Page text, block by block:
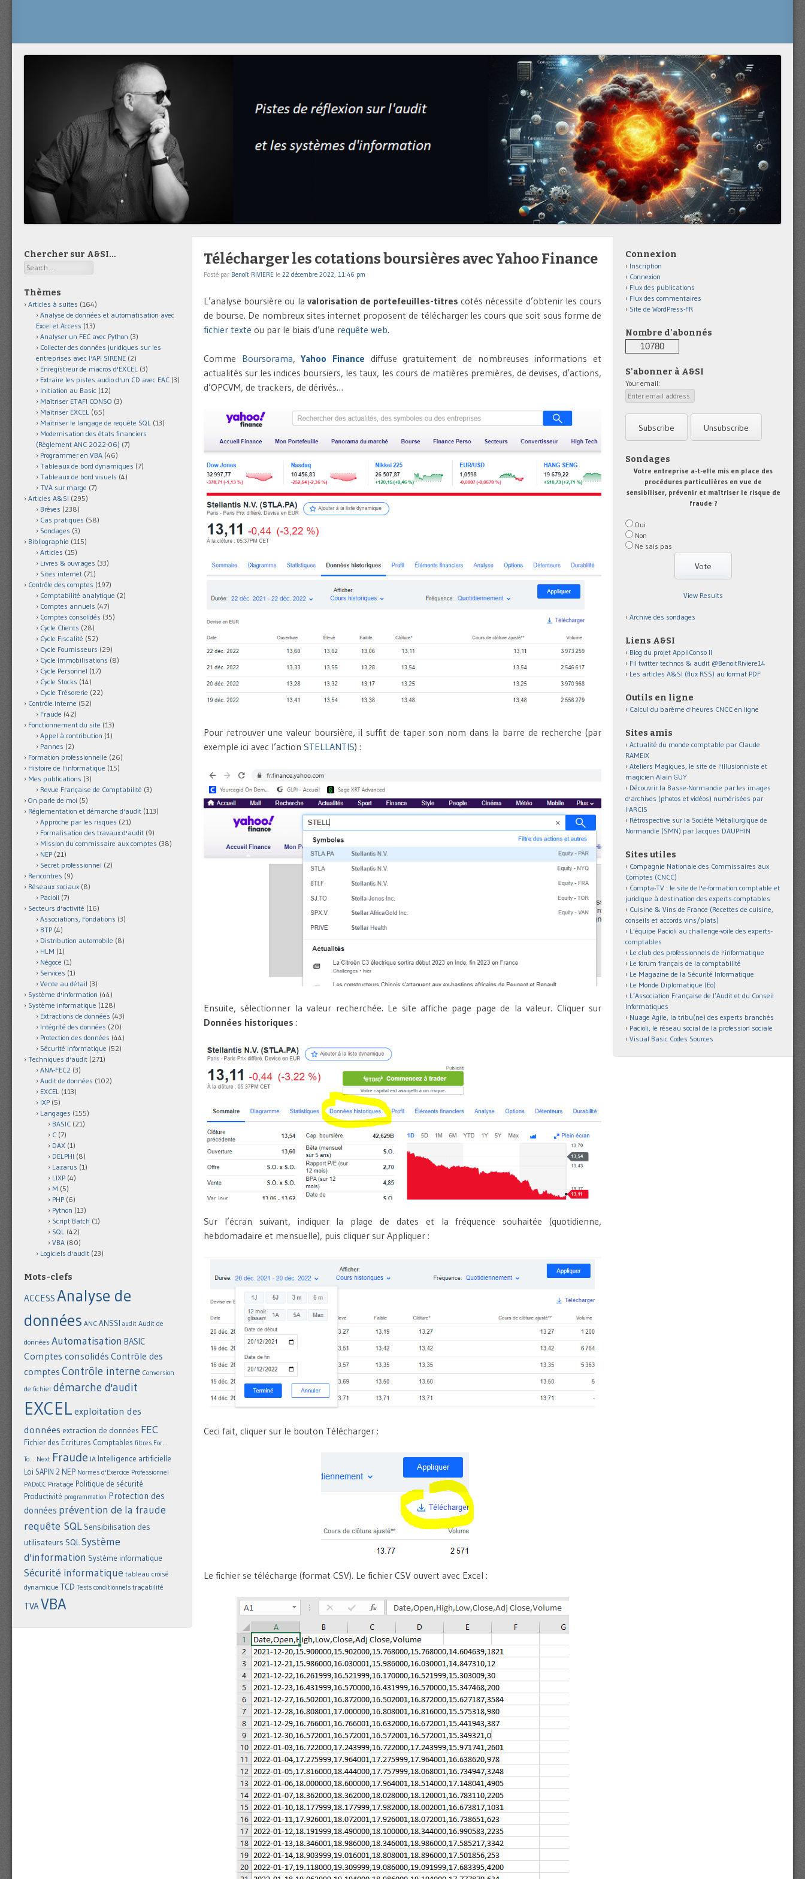
Télécharger les cotations boursières avec Yahoo Finance
Posté par Benoît RIVIERE le 22 décembre 2022, 11:46 pm
L’analyse boursière ou la valorisation de portefeuilles-titres cotés nécessite d’obtenir les cours
de bourse. De nombreux sites internet proposent de télécharger les cours que soit sous forme de
fichier texte ou par le biais d’une requête web.
Comme Boursorama,Yahoo Finance diffuse gratuitement de nombreuses informations et
actualités sur les indices boursiers, les taux, les cours de matières premières, de devises, d’actions,
d’OPCVM, de trackers, de dérivés…
Pour retrouver une valeur boursière, il suffit de taper son nom dans la barre de recherche (par
exemple ici avec l’action STELLANTIS) :
Ensuite, sélectionner la valeur recherchée. Le site affiche page page de la valeur. Cliquer sur
Données historiques :
Sur l’écran suivant, indiquer la plage de dates et la fréquence souhaitée (quotidienne,
hebdomadaire et mensuelle), puis cliquer sur Appliquer :
Ceci fait, cliquer sur le bouton Télécharger :
Le fichier se télécharge (format CSV). Le fichier CSV ouvert avec Excel :
Chercher sur A&SI…
Search
Thèmes
Articles à suites (164)
Analyse de données et automatisation avec
Excel et Access (13)
Analyser un FEC avec Python (3)
Collecter des données juridiques sur les
entreprises avec l'API SIRENE (2)
Enregistreur de macros d'EXCEL (3)
Extraire les pistes audio d'un CD avec EAC (3)
Initiation au Basic (12)
Maîtriser ETAFI CONSO (3)
Maîtriser EXCEL (65)
Maîtriser le langage de requête SQL (13)
Modernisation des états financiers
(Règlement ANC 2022-06) (7)
Programmer en VBA (46)
Tableaux de bord dynamiques (7)
Tableaux de bord visuels (4)
TVA sur marge (7)
Articles A&SI (295)
Brèves (238)
Cas pratiques (58)
Sondages (3)
Bibliographie (115)
Articles (15)
Livres & ouvrages (33)
Sites internet (71)
Contrôle des comptes (197)
Comptabilité analytique (2)
Comptes annuels (47)
Comptes consolidés (35)
Cycle Clients (28)
Cycle Fiscalité (52)
Cycle Fournisseurs (29)
Cycle Immobilisations (8)
Cycle Personnel (17)
Cycle Stocks (14)
Cycle Trésorerie (22)
Contrôle interne (52)
Fraude (42)
Fonctionnement du site (13)
Appel à contribution (1)
Pannes (2)
Formation professionnelle (26)
Histoire de l'informatique (15)
Mes publications (3)
Revue Française de Comptabilité (3)
On parle de moi (5)
Réglementation et démarche d'audit (113)
Approche par les risques (21)
Formalisation des travaux d'audit (9)
Mission du commissaire aux comptes (38)
NEP (21)
Secret professionnel (2)
Rencontres (9)
Réseaux sociaux (8)
Pacioli (7)
Secteurs d'activité (16)
Associations, Fondations (3)
BTP (4)
Distribution automobile (8)
HLM (1)
Négoce (1)
Services (1)
Vente au détail (3)
Système d'information (44)
Système informatique (128)
Extractions de données (43)
Intégrité des données (20)
Protection des données (44)
Sécurité informatique (52)
Techniques d'audit (271)
ANA-FEC2 (3)
Audit de données (102)
EXCEL (113)
IXP (5)
Langages (155)
BASIC (21)
C (7)
DAX (1)
DELPHI (8)
Lazarus (1)
LIXP (4)
M (5)
PHP (6)
Python (13)
Script Batch (1)
SQL (42)
VBA (80)
Logiciels d'audit (23)
Mots-clefs
ACCESS Analyse de
données ANC ANSSI audit Audit de
données Automatisation BASIC
Comptes consolidés Contrôle des
comptes Contrôle interne Conversion
de fichier démarche d'audit
EXCEL exploitation des
données extraction de données FEC
Fichier des Ecritures Comptables filtres For...
To... Next Fraude IA Intelligence artificielle
Loi SAPIN 2 NEP Normes d'Exercice Professionnel
PADoCC Piratage Politique de sécurité
Productivité programmation Protection des
données prévention de la fraude
requête SQL Sensibilisation des
utilisateurs SQLSystème
d'information Système informatique
Sécurité informatique tableau croisé
dynamique TCD Tests conditionnels traçabilité
TVAVBA
Connexion
Inscription
Connexion
Flux des publications
Flux des commentaires
Site de WordPress-FR
Nombre d'abonnés
10780
S'abonner à A&SI
Your email:
Sondages
Votre entreprise a-t-elle mis en place des
procédures particulières en vue de
sensibiliser, prévenir et maîtriser le risque de
fraude ?
Oui
Non
Ne sais pas
View Results
Archive des sondages
Liens A&SI
Blog du projet AppliConso II
Fil twitter technos & audit @BenoitRiviere14
Les articles A&SI (flux RSS) au format PDF
Outils en ligne
Calcul du barème d'heures CNCC en ligne
Sites amis
Actualité du monde comptable par Claude
RAMEIX
Ateliers Magiques, le site de l'illusionniste et
magicien Alain GUY
Découvrir la Basse-Normandie par les images
d'archives (photos et vidéos) numérisées par
l'ARCIS
Rétrospective sur la Société Métallurgique de
Normandie (SMN) par Jacques DAUPHIN
Sites utiles
Compagnie Nationale des Commissaires aux
Comptes (CNCC)
Compta-TV : le site de l'e-formation comptable et
juridique à destination des experts-comptables
Cuisine & Vins de France (Recettes de cuisine,
conseils et accords vins/plats)
L'équipe Pacioli au challenge-voile des experts-
comptables
Le club des professionnels de l'informatique
Le forum français de la comptabilité
Le Magazine de la Sécurité Informatique
Le Monde Diplomatique (Eo)
L’Association Française de l’Audit et du Conseil
Informatiques
Nuage Agile, la tribu(ne) des experts branchés
Pacioli, le réseau social de la profession sociale
Visual Basic Codes Sources